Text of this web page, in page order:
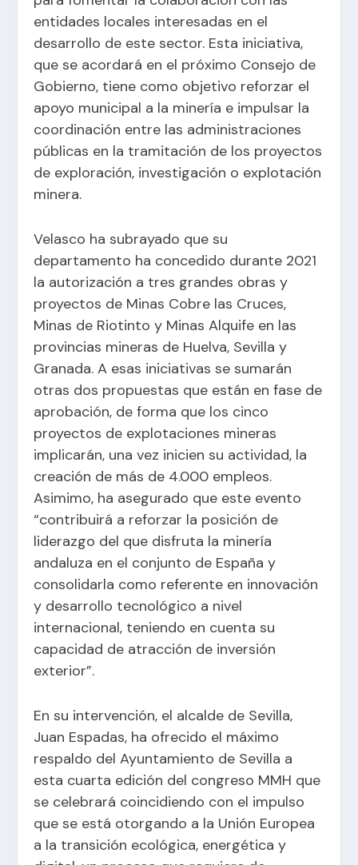
entidades locales interesadas en el
desarrollo de este sector. Esta iniciativa,
que se acordará en el próximo Consejo de
Gobierno, tiene como objetivo reforzar el
apoyo municipal a la minería e impulsar la
coordinación entre las administraciones
públicas en la tramitación de los proyectos
de exploración, investigación o explotación
minera.
Velasco ha subrayado que su
departamento ha concedido durante 2021
la autorización a tres grandes obras y
proyectos de Minas Cobre las Cruces,
Minas de Riotinto y Minas Alquife en las
provincias mineras de Huelva, Sevilla y
Granada. A esas iniciativas se sumarán
otras dos propuestas que están en fase de
aprobación, de forma que los cinco
proyectos de explotaciones mineras
implicarán, una vez inicien su actividad, la
creación de más de 4.000 empleos.
Asimimo, ha asegurado que este evento
“contribuirá a reforzar la posición de
liderazgo del que disfruta la minería
andaluza en el conjunto de España y
consolidarla como referente en innovación
y desarrollo tecnológico a nivel
internacional, teniendo en cuenta su
capacidad de atracción de inversión
exterior”.
En su intervención, el alcalde de Sevilla,
Juan Espadas, ha ofrecido el máximo
respaldo del Ayuntamiento de Sevilla a
esta cuarta edición del congreso MMH que
se celebrará coincidiendo con el impulso
que se está otorgando a la Unión Europea
a la transición ecológica, energética y